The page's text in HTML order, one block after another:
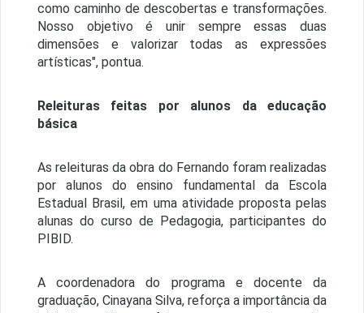
como caminho de descobertas e transformações.
Nosso objetivo é unir sempre essas duas
dimensões e valorizar todas as expressões
artísticas", pontua.
Releituras feitas por alunos da educação
básica
As releituras da obra do Fernando foram realizadas
por alunos do ensino fundamental da Escola
Estadual Brasil, em uma atividade proposta pelas
alunas do curso de Pedagogia, participantes do
PIBID.
A coordenadora do programa e docente da
graduação, Cinayana Silva, reforça a importância da